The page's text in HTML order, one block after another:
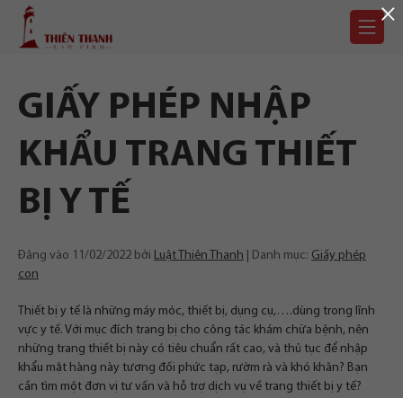
Chuyển
Trang
chủ
GIẤY PHÉP NHẬP
KHẨU TRANG THIẾT
BỊ Y TẾ
Đăng vào 11/02/2022 bởi Luật Thiên Thanh Danh mục: Giấy phép
con
Thiết bị y tế là những máy móc, thiết bị, dụng cụ,….dùng trong lĩnh
vực y tế. Với mục đích trang bị cho công tác khám chữa bệnh, nên
những trang thiết bị này có tiêu chuẩn rất cao, và thủ tục để nhập
khẩu mặt hàng này tương đối phức tạp, rườm rà và khó khăn? Bạn
cần tìm một đơn vị tư vấn và hỗ trợ dịch vụ về trang thiết bị y tế?
×